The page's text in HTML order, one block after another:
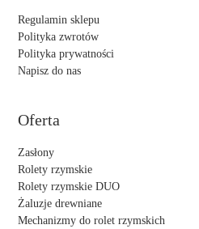
Regulamin sklepu
Polityka zwrotów
Polityka prywatności
Napisz do nas
Oferta
Zasłony
Rolety rzymskie
Rolety rzymskie DUO
Żaluzje drewniane
Mechanizmy do rolet rzymskich